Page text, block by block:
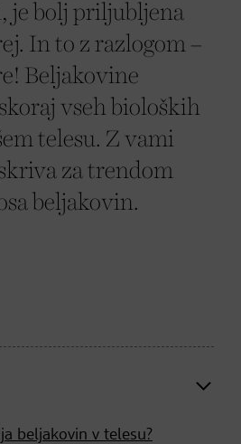
je bolj priljubljena
In to z razlogom –
Beljakovine
vseh bioloških
telesu. Z vami
za trendom
beljakovin.
beljakovin v telesu?